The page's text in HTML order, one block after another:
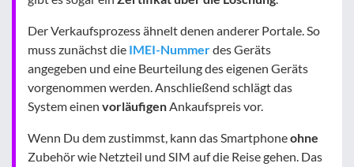
Der Verkaufsprozess ähnelt denen anderer Portale. So
muss zunächst die IMEI-Nummerdes Geräts
angegeben und eine Beurteilung des eigenen Geräts
vorgenommen werden. Anschließend schlägt das
System einen vorläufigenAnkaufspreis vor.
Wenn Du dem zustimmst, kann das Smartphoneohne
Zubehör wie Netzteil und SIM auf die Reise gehen. Das